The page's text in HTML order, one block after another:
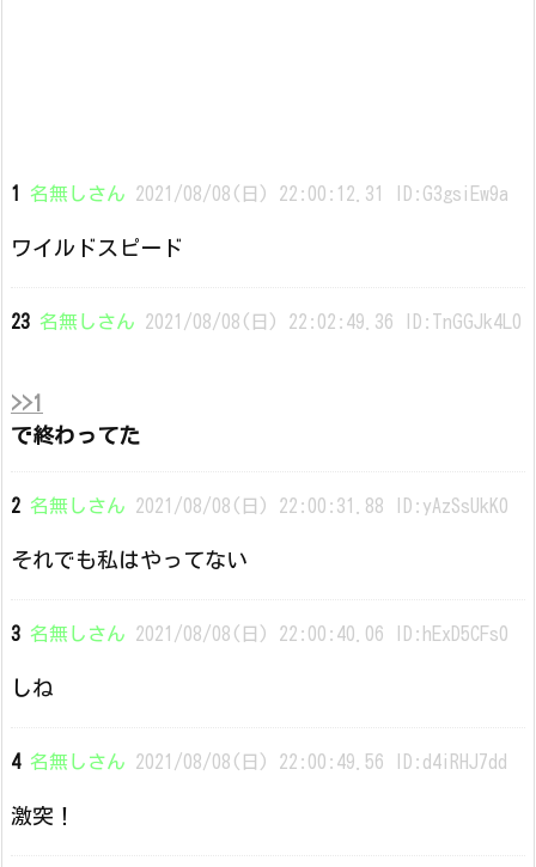
1 名無しさん 2021/08/08(日) 22:00:12.31 ID:G3gsiEw9a
ワイルドスピード
23 名無しさん 2021/08/08(日) 22:02:49.36 ID:TnGGJk4L0
>>1
で終わってた
2 名無しさん 2021/08/08(日) 22:00:31.88 ID:yAzSsUkK0
それでも私はやってない
3 名無しさん 2021/08/08(日) 22:00:40.06 ID:hExD5CFs0
しね
4 名無しさん 2021/08/08(日) 22:00:49.56 ID:d4iRHJ7dd
激突！